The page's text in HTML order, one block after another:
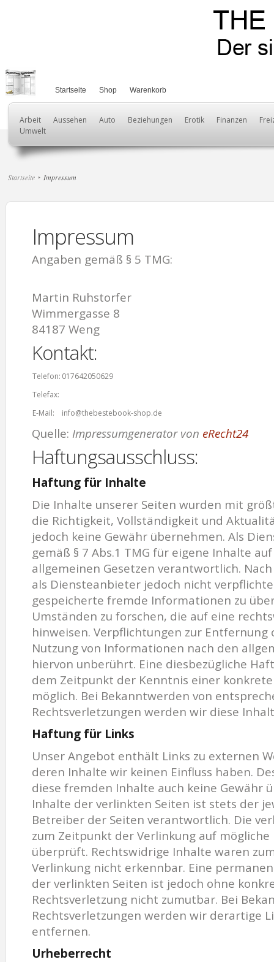
Startseite Shop Warenkorb
Arbeit Aussehen Auto Beziehungen Erotik Finanzen
Umwelt
Startseite Impressum
Impressum
Angaben gemäß § 5 TMG:
Martin Ruhstorfer
Wimmergasse 8
84187 Weng
Kontakt:
Telefon: 017642050629
Telefax:
E-Mail:
info@thebestebook-shop.de
Quelle: Impressumgenerator von eRecht24
Haftungsausschluss:
Haftung für Inhalte
Die Inhalte unserer Seiten wurden mit
die Richtigkeit, Vollständigkeit und
jedoch keine Gewähr übernehmen. Als
gemäß § 7 Abs.1 TMG für eigene Inhalte
allgemeinen Gesetzen verantwortlich.
als Diensteanbieter jedoch nicht
gespeicherte fremde Informationen zu
Umständen zu forschen, die auf eine
hinweisen. Verpflichtungen zur Entfernung
Nutzung von Informationen nach den
hiervon unberührt. Eine diesbezügliche
dem Zeitpunkt der Kenntnis einer
möglich. Bei Bekanntwerden von
Rechtsverletzungen werden wir diese
Haftung für Links
Unser Angebot enthält Links zu externen
deren Inhalte wir keinen Einfluss haben.
diese fremden Inhalte auch keine Gewähr
Inhalte der verlinkten Seiten ist stets der
Betreiber der Seiten verantwortlich. Die
zum Zeitpunkt der Verlinkung auf mögliche
überprüft. Rechtswidrige Inhalte waren
Verlinkung nicht erkennbar. Eine
der verlinkten Seiten ist jedoch ohne
Rechtsverletzung nicht zumutbar. Bei
Rechtsverletzungen werden wir derartige
entfernen.
Urheberrecht